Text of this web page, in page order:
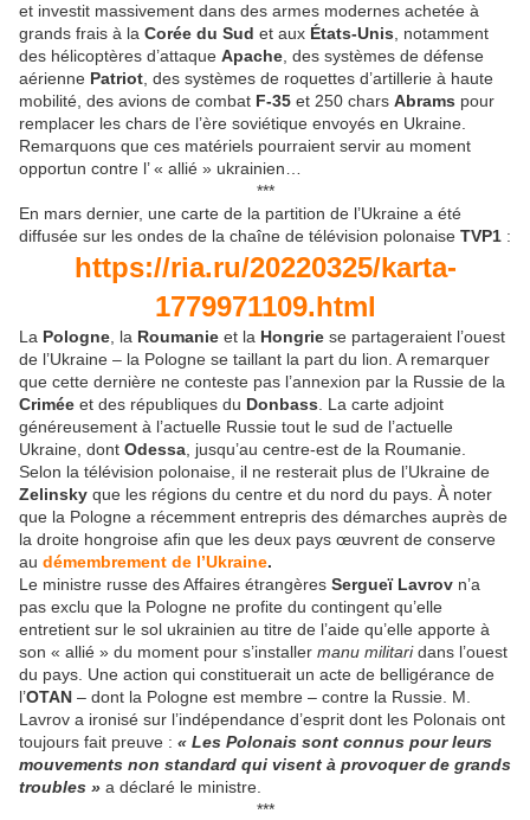
et investit massivement dans des armes modernes achetée à
grands frais à la Corée du Sud et aux États-Unis , notamment
des hélicoptères d’attaque Apache , des systèmes de défense
aérienne Patriot , des systèmes de roquettes d’artillerie à haute
mobilité, des avions de combat F-35 et 250 chars Abrams pour
remplacer les chars de l’ère soviétique envoyés en Ukraine.
Remarquons que ces matériels pourraient servir au moment
opportun contre l’ « allié » ukrainien…
***
En mars dernier, une carte de la partition de l’Ukraine a été
diffusée sur les ondes de la chaîne de télévision polonaise TVP1 :
https://ria.ru/20220325/karta-
1779971109.html
La Pologne , la Roumanie et la Hongrie se partageraient l’ouest
de l’Ukraine – la Pologne se taillant la part du lion. A remarquer
que cette dernière ne conteste pas l’annexion par la Russie de la
Crimée et des républiques du Donbass . La carte adjoint
généreusement à l’actuelle Russie tout le sud de l’actuelle
Ukraine, dont Odessa , jusqu’au centre-est de la Roumanie.
Selon la télévision polonaise, il ne resterait plus de l’Ukraine de
Zelinsky que les régions du centre et du nord du pays. À noter
que la Pologne a récemment entrepris des démarches auprès de
la droite hongroise afin que les deux pays œuvrent de conserve
au démembrement de l’Ukraine.
Le ministre russe des Affaires étrangères Sergueï Lavrov n’a
pas exclu que la Pologne ne profite du contingent qu’elle
entretient sur le sol ukrainien au titre de l’aide qu’elle apporte à
son « allié » du moment pour s’installer manu militaridans l’ouest
du pays. Une action qui constituerait un acte de belligérance de
l’OTAN – dont la Pologne est membre – contre la Russie. M.
Lavrov a ironisé sur l’indépendance d’esprit dont les Polonais ont
toujours fait preuve : « Les Polonais sont connus pour leurs
mouvements non standard qui visent à provoquer de grands
troubles » a déclaré le ministre.
***